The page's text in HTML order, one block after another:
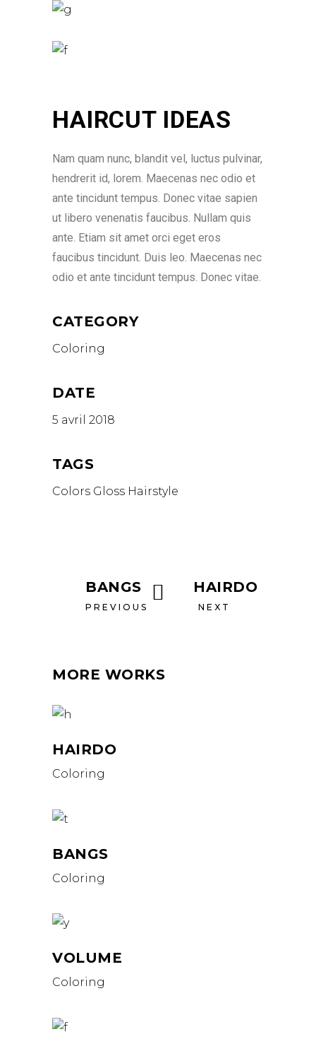
HAIRCUT IDEAS
Nam quam nunc, blandit vel, luctus pulvinar,
hendrerit id, lorem. Maecenas nec odio et
ante tincidunt tempus. Donec vitae sapien
ut libero venenatis faucibus. Nullam quis
ante. Etiam sit amet orci eget eros
faucibus tincidunt. Duis leo. Maecenas nec
odio et ante tincidunt tempus. Donec vitae.
CATEGORY
Coloring
DATE
5 avril 2018
TAGS
Colors Gloss Hairstyle
BANGS
PREVIOUS
HAIRDO
NEXT
MORE WORKS
HAIRDO
Coloring
BANGS
Coloring
VOLUME
Coloring